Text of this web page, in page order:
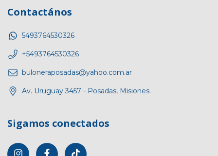
Contactános
5493764530326
+5493764530326
buloneraposadas@yahoo.com.ar
Av. Uruguay 3457 - Posadas, Misiones.
Sigamos conectados